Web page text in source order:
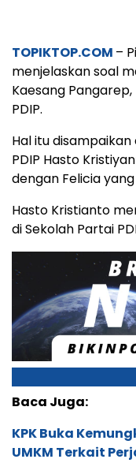
TOPIKTOP.COM –
menjelaskan soal
Kaesang
PDIP.
Hal itu
PDIP Hasto
dengan Felicia
Hasto Kristianto
di Sekolah Partai
Baca Juga:
KPK Buka
UMKM Terkait